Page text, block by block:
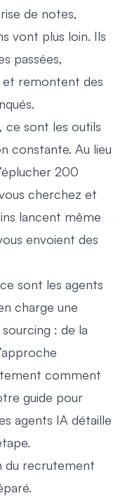
de notes,
vont plus loin. Ils
passées,
et remontent des
ce sont les outils
constante. Au lieu
200
cherchez et
lancent même
envoient des
sont les agents
charge une
: de la
comment
guide pour
agents IA détaille
du recrutement